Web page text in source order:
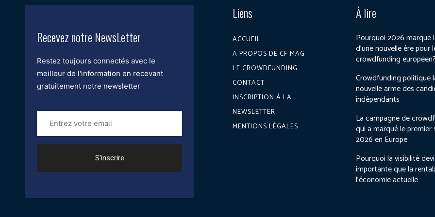
Recevez notre NewsLetter
Restez toujours connectés avec le
meilleur de l'information en recevant
gratuitement notre newsletter
Entrez
votre
email
Liens
ACCUEIL
A PROPOS DE CF-MAG
LE CROWDFUNDING
CONTACT
INSCRIPTION À LA
NEWSLETTER
MENTIONS LÉGALES
À lire
Pourquoi 2026 marque
d’une nouvelle ère pour
crowdfunding
Crowdfunding politique
nouvelle arme des
indépendants
La campagne de
qui a marqué le
2026 en Europe
Pourquoi la visibilité
importante que la
l’économie actuelle